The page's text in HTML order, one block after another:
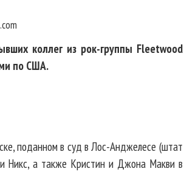
коллег из рок-группы Fleetwood
по США.
поданном в суд в Лос-Анджелесе (штат
Никс, а также Кристин и Джона Макви в